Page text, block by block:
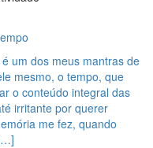
um dos meus mantras de
mesmo, o tempo, que
o conteúdo integral das
irritante por querer
me fez, quando